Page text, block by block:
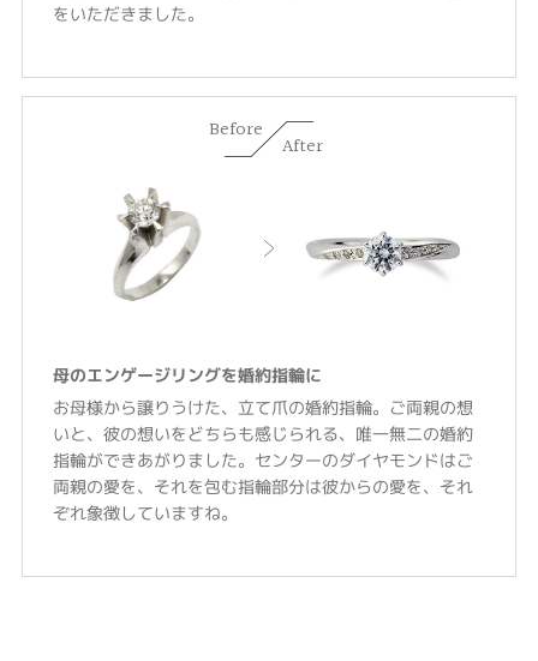
をいただきました。
Before
After
母のエンゲージリングを婚約指輪に
お母様から譲りうけた、立て爪の婚約指輪。ご両親の想
いと、彼の想いをどちらも感じられる、唯一無二の婚約
指輪ができあがりました。センターのダイヤモンドはご
両親の愛を、それを包む指輪部分は彼からの愛を、それ
ぞれ象徴していますね。